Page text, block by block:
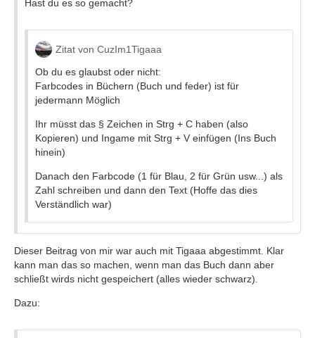
Hast du es so gemacht?
Zitat von CuzIm1Tigaaa
Ob du es glaubst oder nicht:
Farbcodes in Büchern (Buch und feder) ist für
jedermann Möglich
Ihr müsst das § Zeichen in Strg + C haben (also
Kopieren) und Ingame mit Strg + V einfügen (Ins Buch
hinein)
Danach den Farbcode (1 für Blau, 2 für Grün usw...) als
Zahl schreiben und dann den Text (Hoffe das dies
Verständlich war)
Dieser Beitrag von mir war auch mit Tigaaa abgestimmt. Klar
kann man das so machen, wenn man das Buch dann aber
schließt wirds nicht gespeichert (alles wieder schwarz).
Dazu: